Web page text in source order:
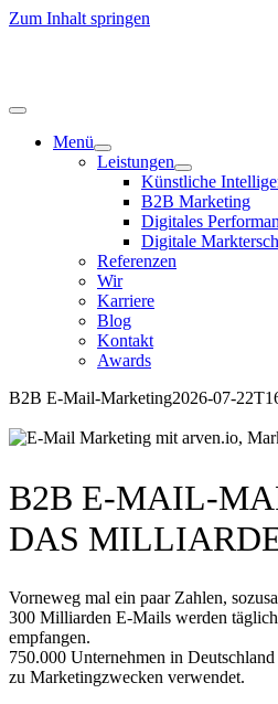
Zum Inhalt springen
Menü
Leistungen
Künstliche
B2B Marketing
Digitales
Digitale
Referenzen
Wir
Karriere
Blog
Kontakt
Awards
B2B E-Mail-Marketing2026-07-
B2B E-MAIL-
DAS
Vorneweg mal ein paar Zahlen,
300 Milliarden E-Mails werden
empfangen.
750.000 Unternehmen in
zu Marketingzwecken verwendet.